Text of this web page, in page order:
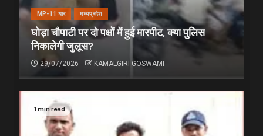
MP-11 धार मध्यप्रदेश
घोड़ा चौपाटी पर दो पक्षों में हुई मारपीट, क्या पुलिस
निकालेगी जुलूस?
29/07/2026 KAMALGIRI GOSWAMI
1 min read